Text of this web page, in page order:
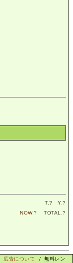
T.? Y.?
NOW.? TOTAL.?
広告について / 無料レン